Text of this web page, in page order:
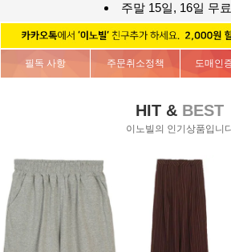
주말 15일, 16일 무
필독 사항 주문취소정책 도매인
HIT & BEST
이노빌의 인기상품입니